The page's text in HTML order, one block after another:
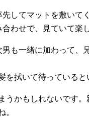
してマットを敷いて
わせで、見ていて楽
も一緒に加わって、
拭いて待っていると
うかもしれないです
。